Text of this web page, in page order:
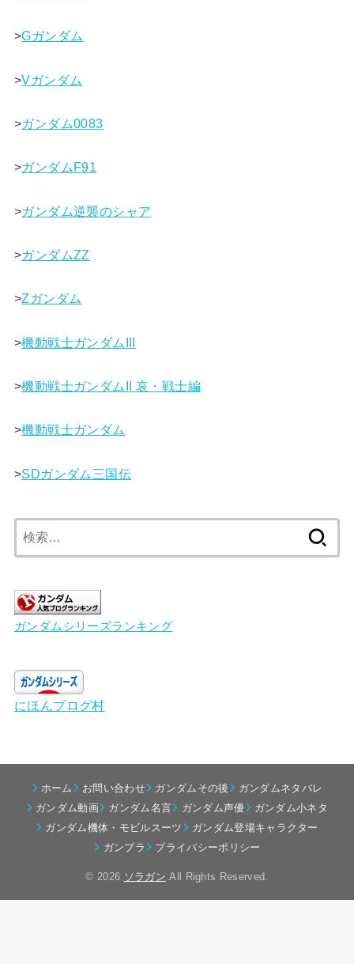
>Gガンダム
>Vガンダム
>ガンダム0083
>ガンダムF91
>ガンダム逆襲のシャア
>ガンダムΖΖ
>Ζガンダム
>機動戦士ガンダムIII
>機動戦士ガンダムII 哀・戦士編
>機動戦士ガンダム
>SDガンダム三国伝
索:
ガンダムシリーズランキング
にほんブログ村
ホーム お問い合わせ ガンダムその後
ガンダムネタバレ
ガンダム動画
ガンダム名言 ガンダム声優
ガンダム小ネタ
ガンダム機体・モビルスーツ
ガンダム登場キャラクター
ガンプラ
プライバシーポリシー
© 2026 ソラガン All Rights Reserved.